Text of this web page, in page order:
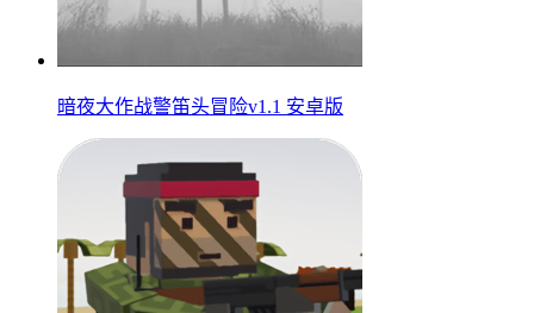
暗夜大作战警笛头冒险v1.1 安卓版